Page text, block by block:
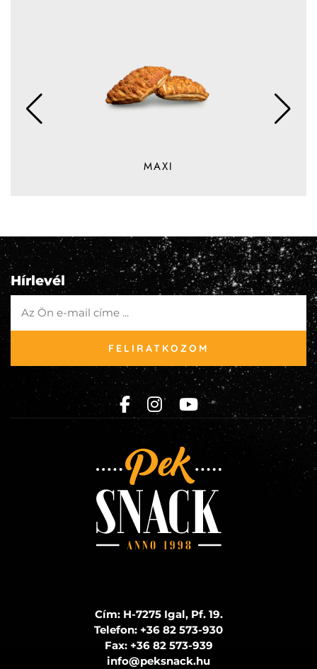
MAXI
Hírlevél
FELIRATKOZOM
Cím: H-7275 Igal, Pf. 19.
Telefon: +36 82 573-930
Fax: +36 82 573-939
info@peksnack.hu